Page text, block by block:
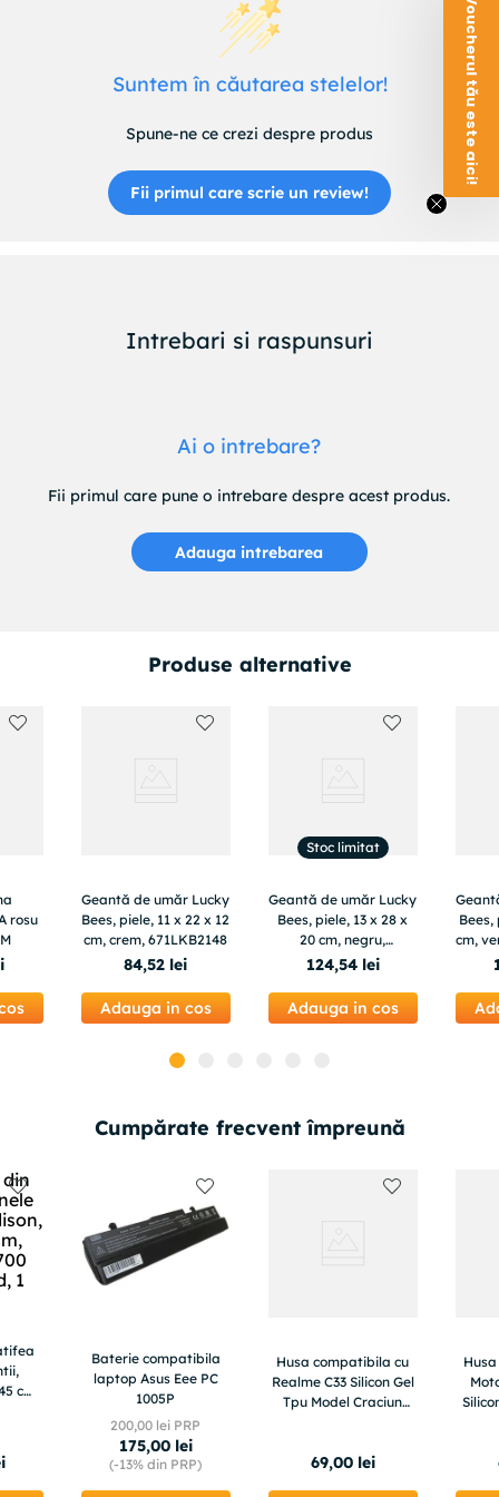
Suntem în căutarea stelelor!
Spune-ne ce crezi despre produs
Fii primul care scrie un review!
Intrebari si raspunsuri
Ai o intrebare?
Fii primul care pune o intrebare despre acest produs.
Adauga intrebarea
Produse alternative
rosu
Geantă de umăr Lucky
Bees, piele, 11 x 22 x 12
cm, crem, 671LKB2148
84,52 lei
Adauga in cos
Stoc limitat
Geantă de umăr Lucky
Bees, piele, 13 x 28 x
20 cm, negru,
671LKB2160
124,54 lei
Adauga in cos
Bees,
cm,
Cumpărate frecvent împreună
cm,
Baterie compatibila
laptop Asus Eee PC
1005P
200,00 lei PRP
175,00 lei
(-13% din PRP)
Husa compatibila cu
Realme C33 Silicon Gel
Tpu Model Craciun
69,00 lei
Voucherul tău este aici!